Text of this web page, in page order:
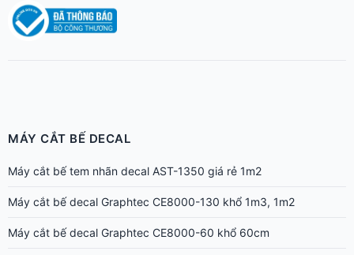
MÁY CẮT BẾ DECAL
Máy cắt bế tem nhãn decal AST-1350 giá rẻ 1m2
Máy cắt bế decal Graphtec CE8000-130 khổ 1m3, 1m2
Máy cắt bế decal Graphtec CE8000-60 khổ 60cm